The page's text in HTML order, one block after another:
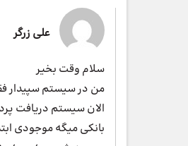
علی زرگر
سلام وقت بخیر
من در سیستم سپیدار
الان سیستم دریافت